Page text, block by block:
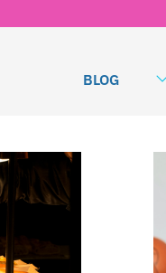
BLOG